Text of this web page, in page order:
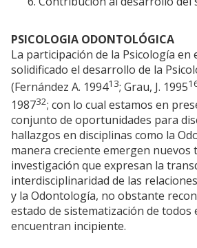
PSICOLOGIA ODONTOLÓGICA
La participación de la Psicología en
solidificado el desarrollo de la
(Fernández A. 199413; Grau, J. 1995
198732; con lo cual estamos en
conjunto de oportunidades para
hallazgos en disciplinas como la
manera creciente emergen nuevos
investigación que expresan la
interdisciplinaridad de las
y la Odontología, no obstante
estado de sistematización de todos
encuentran incipiente.